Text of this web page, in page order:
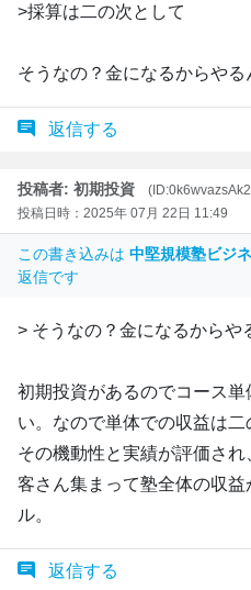
>採算は二の次として
そうなの？金になるからやる
返信する
投稿者: 初期投資
投稿日時：2025年 07月 22日 11:49
この書き込みは 中堅規模塾ビジ
返信です
> そうなの？金になるからや
初期投資があるのでコース
い。なので単体での収益は二
その機動性と実績が評価さ
客さん集まって塾全体の収
ル。
返信する